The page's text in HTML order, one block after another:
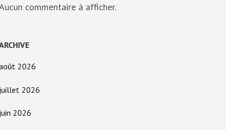
commentaire à afficher.
2026
juillet 2026
juin 2026